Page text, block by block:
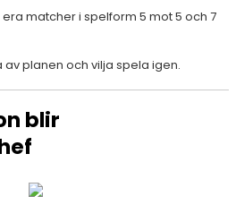
matcher i spelform 5 mot 5 och 7
av planen och vilja spela igen.
blir